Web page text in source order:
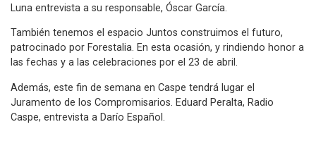
Luna entrevista a su responsable, Óscar García.
También tenemos el espacio Juntos construimos el futuro,
patrocinado por Forestalia. En esta ocasión, y rindiendo honor a
las fechas y a las celebraciones por el 23 de abril.
Además, este fin de semana en Caspe tendrá lugar el
Juramento de los Compromisarios. Eduard Peralta, Radio
Caspe, entrevista a Darío Español.